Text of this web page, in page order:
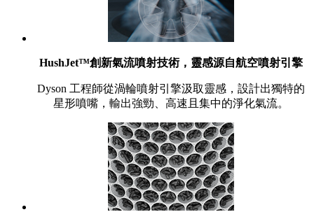
HushJet™創新氣流噴射技術，靈感源自航空噴射引擎
Dyson 工程師從渦輪噴射引擎汲取靈感，設計出獨特的
星形噴嘴，輸出強勁、高速且集中的淨化氣流。